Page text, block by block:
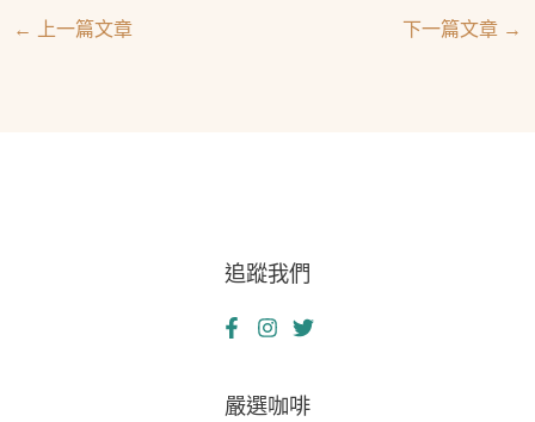
← 上一篇文章 下一篇文章 →
追蹤我們
嚴選咖啡